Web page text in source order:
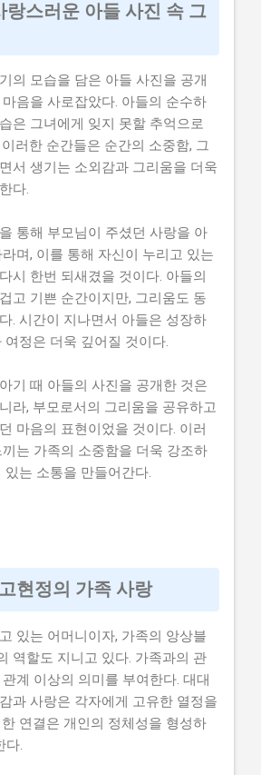
랑스러운 아들 사진 속 그
의 모습을 담은 아들 사진을 공개
음을 사로잡았다. 아들의 순수하
은 그녀에게 잊지 못할 추억으로
러한 순간들은 순간의 소중함, 그
서 생기는 소외감과 그리움을 더욱
다.
통해 부모님이 주셨던 사랑을 아
며, 이를 통해 자신이 누리고 있는
시 한번 되새겼을 것이다. 아들의
고 기쁜 순간이지만, 그리움도 동
. 시간이 지나면서 아들은 성장하
여정은 더욱 깊어질 것이다.
기 때 아들의 사진을 공개한 것은
라, 부모로서의 그리움을 공유하고
마음의 표현이었을 것이다. 이러
는 가족의 소중함을 더욱 강조하
있는 소통을 만들어간다.
현정의 가족 사랑
있는 어머니이자, 가족의 앙상블
역할도 지니고 있다. 가족과의 관
계 이상의 의미를 부여한다. 대대
과 사랑은 각자에게 고유한 열정을
연결은 개인의 정체성을 형성하
다.